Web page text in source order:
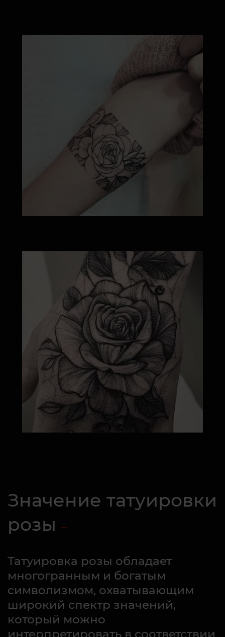
Значение татуировки
розы
Татуировка розы обладает
многогранным и богатым
символизмом, охватывающим
широкий спектр значений,
который можно
интерпретировать в соответствии